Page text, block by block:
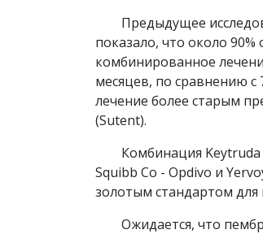
Предыдущее
показало, что около
комбинированное
месяцев, по сравнению
лечение более старым
(Sutent).
Комбинация
Squibb Co - Opdivo и
золотым стандартом
Ожидается, что